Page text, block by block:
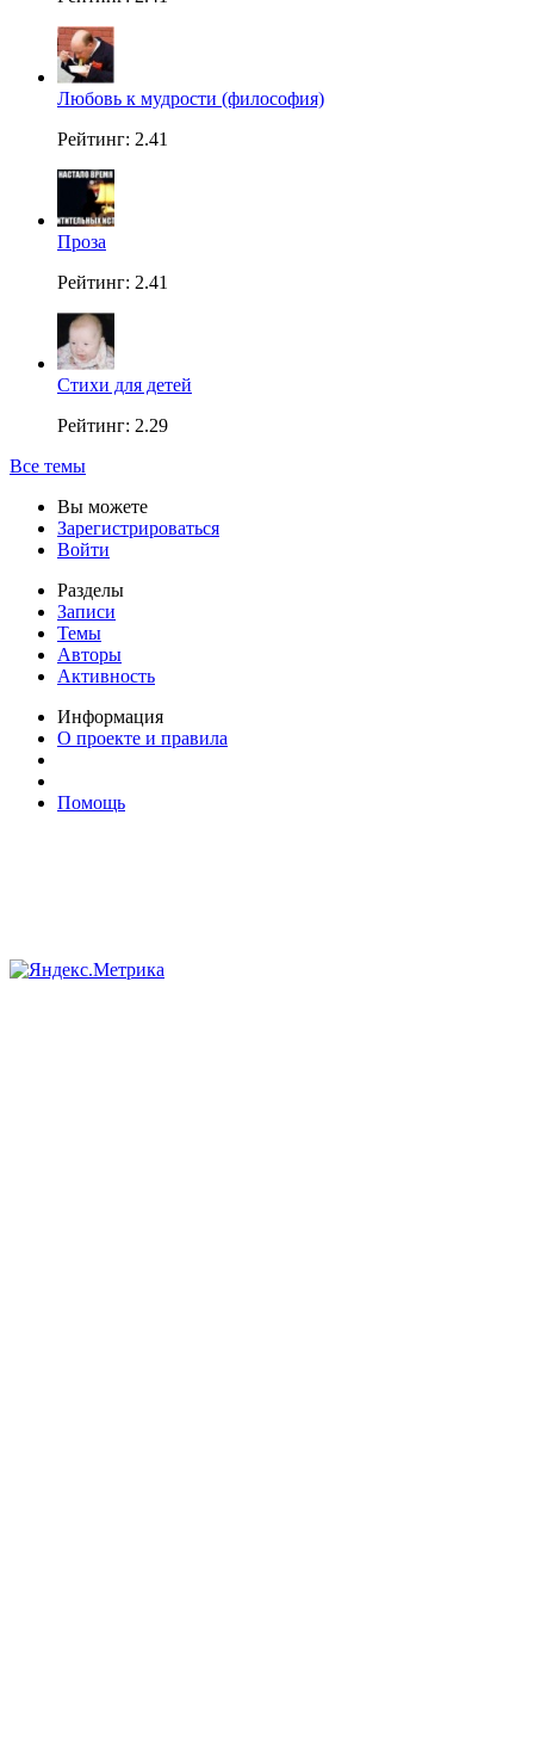
Любовь к мудрости (философия)
Рейтинг: 2.41
Проза
Рейтинг: 2.41
Стихи для детей
Рейтинг: 2.29
Все темы
Вы можете
Зарегистрироваться
Войти
Разделы
Записи
Темы
Авторы
Активность
Информация
О проекте и правила
Помощь